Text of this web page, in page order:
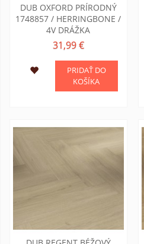
DUB OXFORD PRÍRODNÝ
1748857 / HERRINGBONE /
4V DRÁŽKA
31,99 €
PRIDAŤ DO
KOŠÍKA